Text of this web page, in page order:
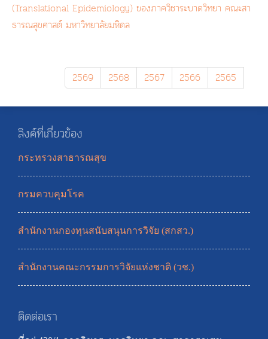
(Translational Epidemiology) ของภาควิชาระบาดวิทยา คณะสา
ธารณสุขศาสต์ มหาวิทยาลัยมหิดล
2569 2568 2567 2566 2565
ลิงค์ที่เกี่ยวข้อง
กระทรวงสาธารณสุข
กรมควบคุมโรค
สำนักงานกองทุนสนับสนุนการวิจัย (สกสว.)
สำนักงานคณะกรรมการวิจัยแห่งชาติ (วช.)
ติดต่อเรา